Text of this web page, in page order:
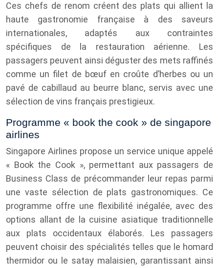
Ces chefs de renom créent des plats qui allient la
haute gastronomie française à des saveurs
internationales, adaptés aux contraintes
spécifiques de la restauration aérienne. Les
passagers peuvent ainsi déguster des mets raffinés
comme un filet de bœuf en croûte d’herbes ou un
pavé de cabillaud au beurre blanc, servis avec une
sélection de vins français prestigieux.
Programme « book the cook » de singapore
airlines
Singapore Airlines propose un service unique appelé
« Book the Cook », permettant aux passagers de
Business Class de précommander leur repas parmi
une vaste sélection de plats gastronomiques. Ce
programme offre une flexibilité inégalée, avec des
options allant de la cuisine asiatique traditionnelle
aux plats occidentaux élaborés. Les passagers
peuvent choisir des spécialités telles que le homard
thermidor ou le satay malaisien, garantissant ainsi